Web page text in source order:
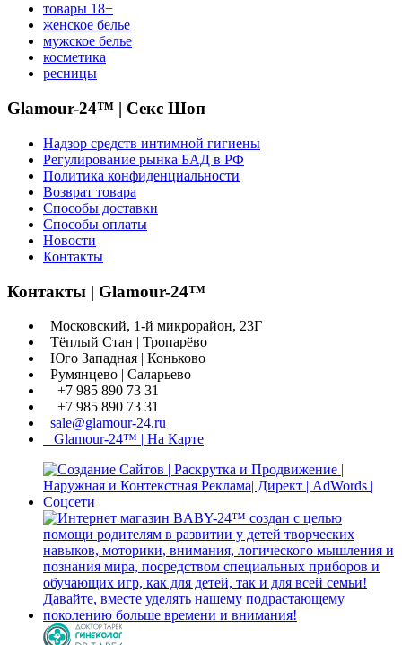
товары 18+
женское белье
мужское белье
косметика
ресницы
Glamour-24™ | Секс Шоп
Надзор средств интимной гигиены
Регулирование рынка БАД в РФ
Политика конфиденциальности
Возврат товара
Способы доставки
Способы оплаты
Новости
Контакты
Контакты | Glamour-24™
Московский, 1-й микрорайон, 23Г
Тёплый Стан | Тропарёво
Юго Западная | Коньково
Румянцево | Саларьево
+7 985 890 73 31
+7 985 890 73 31
sale@glamour-24.ru
Glamour-24™ | На Карте